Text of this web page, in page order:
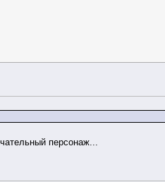
персонаж...